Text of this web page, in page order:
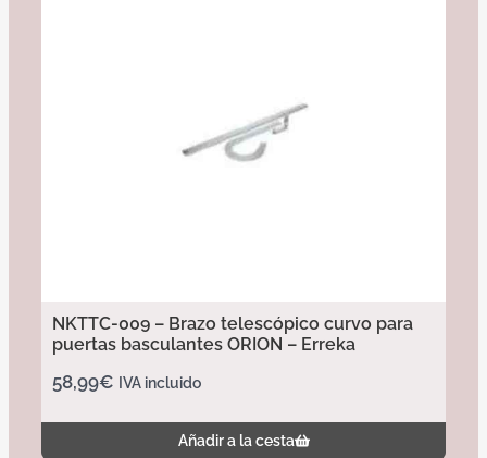
NKTTC-009 – Brazo telescópico curvo para
puertas basculantes ORION – Erreka
58,99€ IVA incluido
Añadir a la cesta